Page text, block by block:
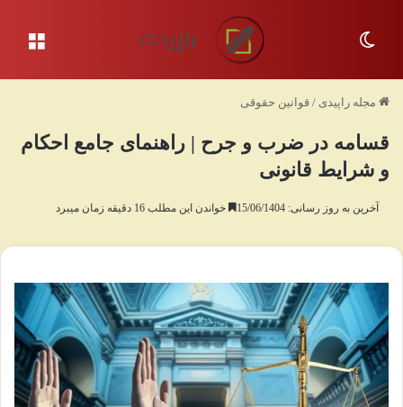
مجله راپیدی / قوانین حقوقی
قسامه در ضرب و جرح | راهنمای جامع احکام
و شرایط قانونی
آخرین به روز رسانی: 15/06/1404 خواندن این مطلب 16 دقیقه زمان میبرد